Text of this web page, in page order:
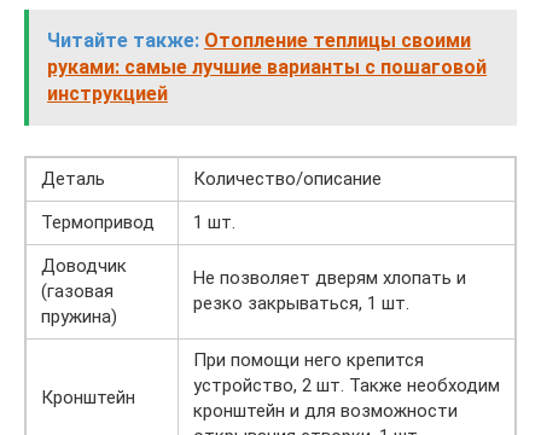
Читайте также: Отопление теплицы своими
руками: самые лучшие варианты с пошаговой
инструкцией
Деталь
Количество/описание
Термопривод
1 шт.
Доводчик
(газовая
пружина)
Не позволяет дверям хлопать и
резко закрываться, 1 шт.
Кронштейн
При помощи него крепится
устройство, 2 шт. Также необходим
кронштейн и для возможности